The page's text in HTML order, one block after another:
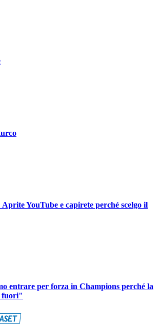
YouTube e capirete perché scelgo il
entrare per forza in Champions perché la
fuori"